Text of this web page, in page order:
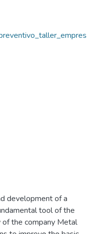
development of a
tool of the
the company Metal